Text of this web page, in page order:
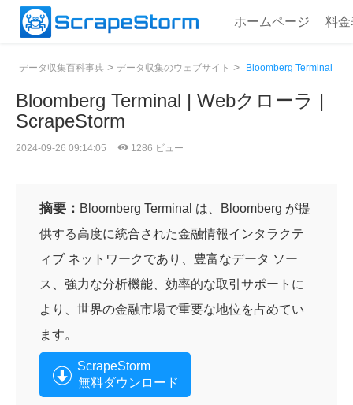
ホームページ 料金
データ収集百科事典 > データ収集のウェブサイト > Bloomberg Terminal
Bloomberg Terminal | Webクローラ |
ScrapeStorm
2024-09-26 09:14:05 1286 ビュー
摘要： Bloomberg Terminal は、Bloomberg が提
供する高度に統合された金融情報インタラクテ
ィブ ネットワークであり、豊富なデータ ソー
ス、強力な分析機能、効率的な取引サポートに
より、世界の金融市場で重要な地位を占めてい
ます。
ScrapeStorm
無料ダウンロード